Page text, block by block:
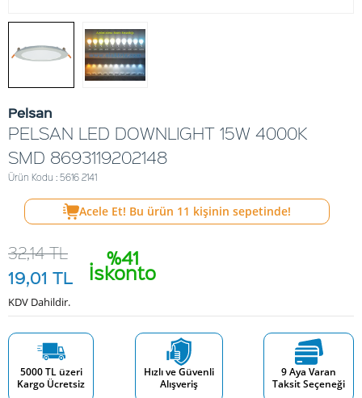
Pelsan
PELSAN LED DOWNLIGHT 15W 4000K
SMD 8693119202148
Ürün Kodu : 5616 2141
Acele Et! Bu ürün 11 kişinin sepetinde!
%41
İskonto
32,14TL
19,01 TL
KDV Dahildir.
5000 TL üzeri
Kargo Ücretsiz
Hızlı ve Güvenli
Alışveriş
9 Aya Varan
Taksit Seçeneği